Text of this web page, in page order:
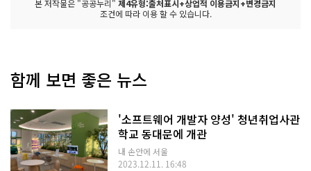
본 저작물은 "공공누리" 제4유형:출처표시+상업적 이용금지+변경금지
조건에 따라 이용 할 수 있습니다.
함께 보면 좋은 뉴스
'소프트웨어 개발자 양성' 청년취업사관
학교 동대문에 개관
내 손안에 서울
2023.12.11. 16:48